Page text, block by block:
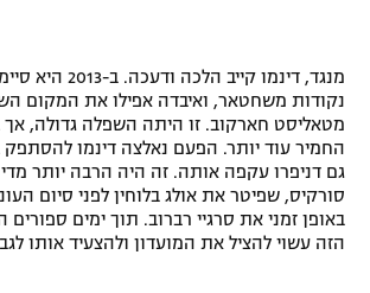
נקודות משחטאר, ואיבדה אפילו את המקום
החמיר עוד יותר. הפעם נאלצה דינמו להסתפק
גם דניפרו עקפה אותה. זה היה הרבה יותר מדי
סורקיס, שפיטר את אולג בלוחין לפני סיום
באופן זמני את סרגיי רברוב. תוך ימים
הזה עשוי להציל את המועדון ולהצעיד אותו